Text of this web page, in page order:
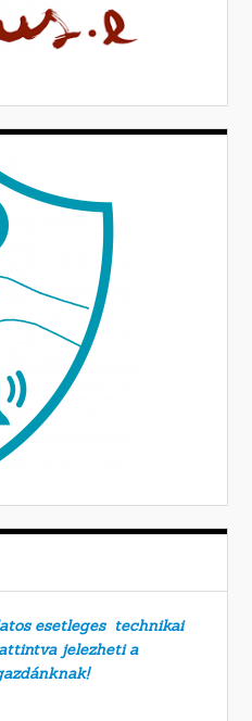
esetleges technikai
jelezheti a